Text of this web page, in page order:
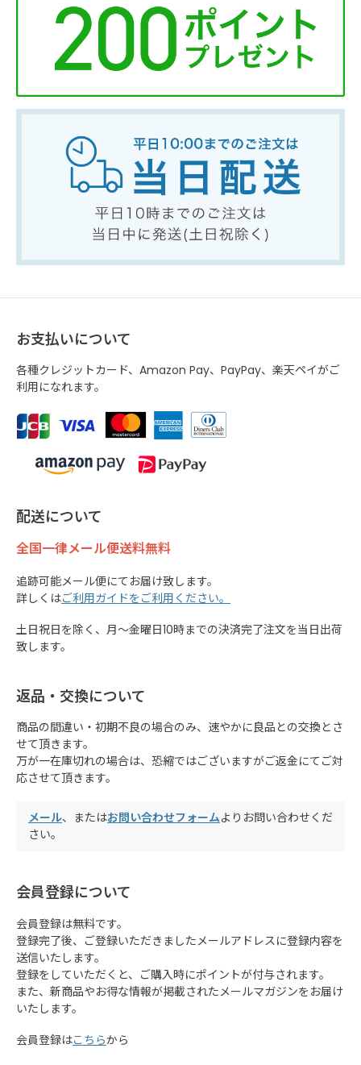
お支払いについて
各種クレジットカード、Amazon Pay、PayPay、楽天ペイがご
利用になれます。
配送について
全国一律メール便送料無料
追跡可能メール便にてお届け致します。
詳しくはご利用ガイドをご利用ください。
土日祝日を除く、月～金曜日10時までの決済完了注文を当日出荷
致します。
返品・交換について
商品の間違い・初期不良の場合のみ、速やかに良品との交換とさ
せて頂きます。
万が一在庫切れの場合は、恐縮ではございますがご返金にてご対
応させて頂きます。
メール、またはお問い合わせフォームよりお問い合わせくだ
さい。
会員登録について
会員登録は無料です。
登録完了後、ご登録いただきましたメールアドレスに登録内容を
送信いたします。
登録をしていただくと、ご購入時にポイントが付与されます。
また、新商品やお得な情報が掲載されたメールマガジンをお届け
いたします。
会員登録はこちらから